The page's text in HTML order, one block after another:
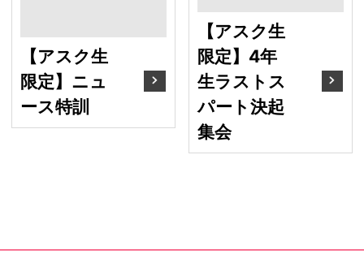
【アスク生
限定】ニュ
ース特訓
【アスク生
限定】4年
生ラストス
パート決起
集会